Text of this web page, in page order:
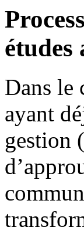
études
Dans le
ayant
gestion